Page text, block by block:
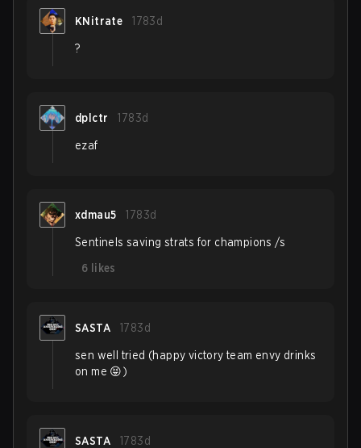
KNitrate 1783d
?
dplctr 1783d
ezaf
xdmau5 1783d
Sentinels saving strats for champions /s
6 likes
SASTA 1783d
sen well tried (happy victory team envy drinks
on me 😝)
SASTA 1783d